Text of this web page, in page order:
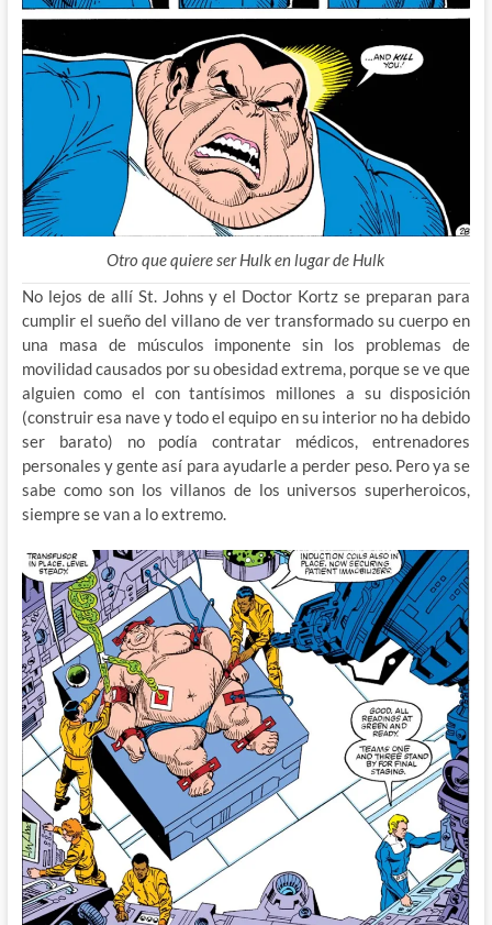
Otro que quiere ser Hulk en lugar de Hulk
No lejos de allí St. Johns y el Doctor Kortz se preparan para
cumplir el sueño del villano de ver transformado su cuerpo en
una masa de músculos imponente sin los problemas de
movilidad causados por su obesidad extrema, porque se ve que
alguien como el con tantísimos millones a su disposición
(construir esa nave y todo el equipo en su interior no ha debido
ser barato) no podía contratar médicos, entrenadores
personales y gente así para ayudarle a perder peso. Pero ya se
sabe como son los villanos de los universos superheroicos,
siempre se van a lo extremo.